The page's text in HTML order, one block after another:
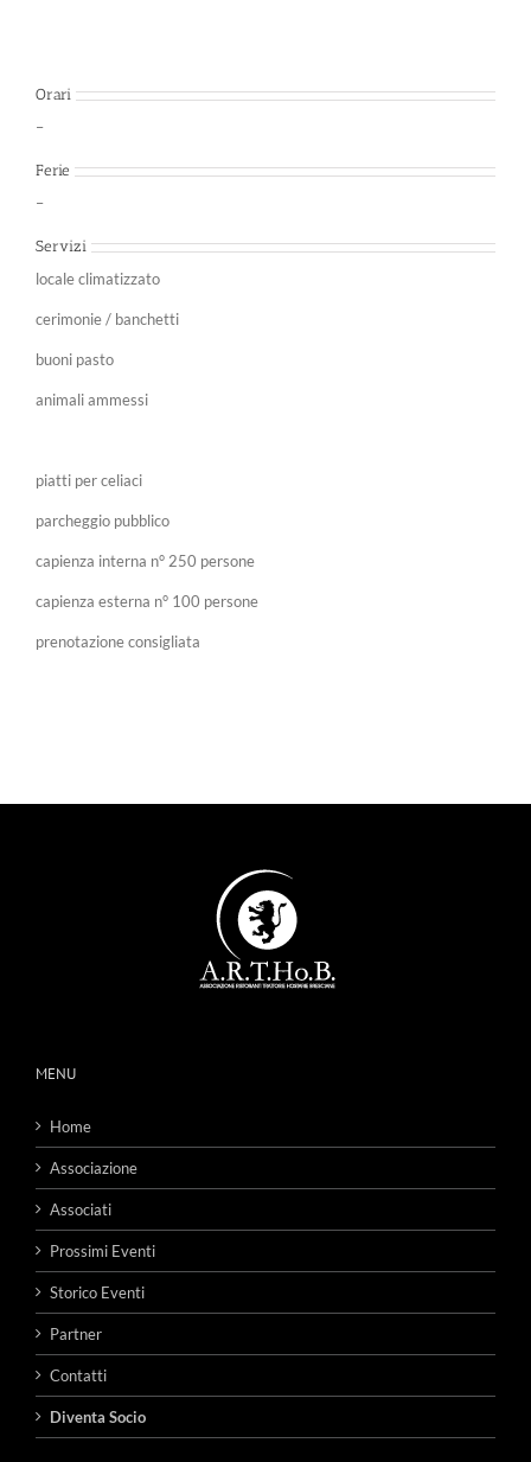
Orari
–
Ferie
–
Servizi
locale climatizzato
cerimonie / banchetti
buoni pasto
animali ammessi
piatti per celiaci
parcheggio pubblico
capienza interna n° 250 persone
capienza esterna n° 100 persone
prenotazione consigliata
MENU
Home
Associazione
Associati
Prossimi Eventi
Storico Eventi
Partner
Contatti
Diventa Socio